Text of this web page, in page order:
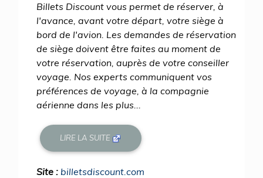
Billets Discount vous permet de réserver, à
l'avance, avant votre départ, votre siège à
bord de l'avion. Les demandes de réservation
de siège doivent être faites au moment de
votre réservation, auprès de votre conseiller
voyage. Nos experts communiquent vos
préférences de voyage, à la compagnie
aérienne dans les plus...
LIRE LA SUITE
Site : billetsdiscount.com